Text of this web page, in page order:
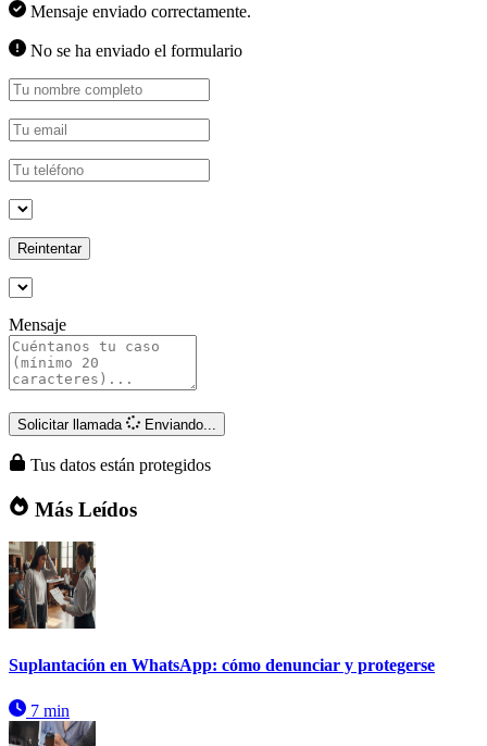
Mensaje enviado correctamente.
No se ha enviado el formulario
Reintentar
Mensaje
Solicitar llamada Enviando...
Tus datos están protegidos
Más Leídos
Suplantación en WhatsApp: cómo denunciar y protegerse
7 min